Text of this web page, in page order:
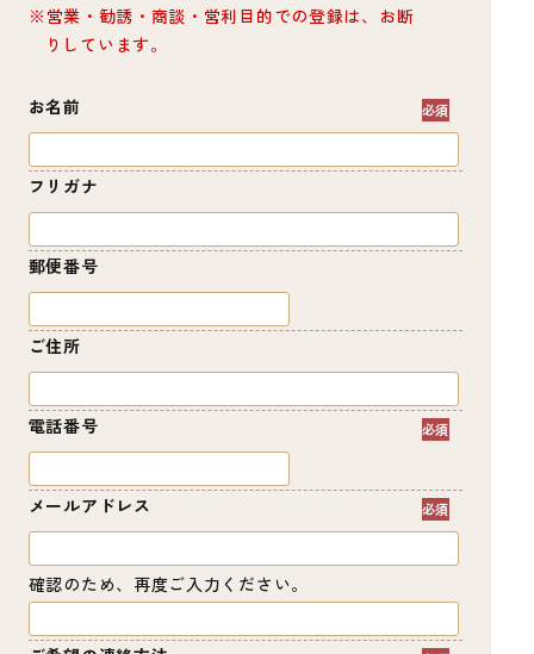
営業・勧誘・商談・営利目的での登録は、お断
りしています。
お名前
フリガナ
郵便番号
ご住所
電話番号
メールアドレス
確認のため、再度ご入力ください。